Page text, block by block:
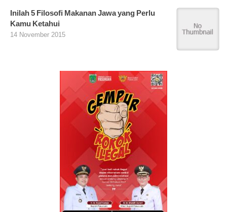
Inilah 5 Filosofi Makanan Jawa yang Perlu
Kamu Ketahui
14 November 2015